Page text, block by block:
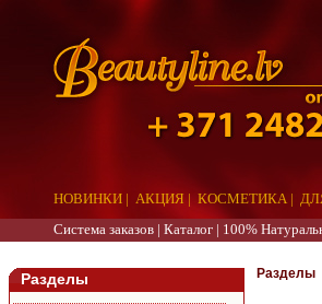
НОВИНКИ | АКЦИЯ | КОСМЕТИКА |
Система заказов | Каталог | 100%
Разделы Разделы